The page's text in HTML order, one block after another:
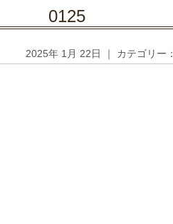
0125
2025年 1月 22日 ｜ カテゴリー：